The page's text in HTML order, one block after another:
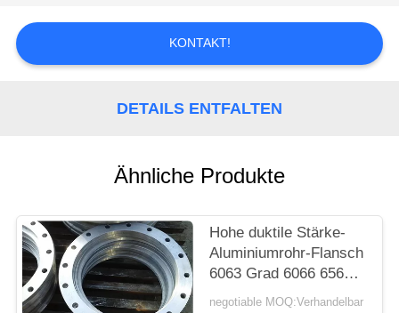
FORDERN
SIE
PRIVACY
POLICY
KONTAKT!
DETAILS ENTFALTEN
Ähnliche Produkte
Hohe duktile Stärke-
Aluminiumrohr-Flansch
6063 Grad 6066 6560
7005 7072 7075
negotiable MOQ:Verhandelbar